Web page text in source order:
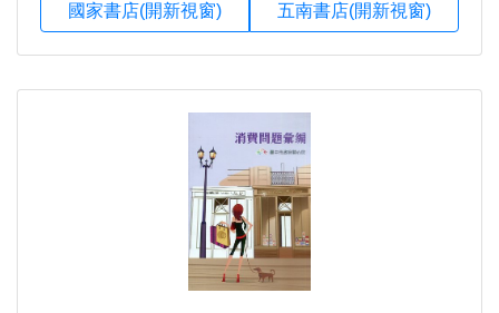
國家書店(開新視窗) 五南書店(開新視窗)